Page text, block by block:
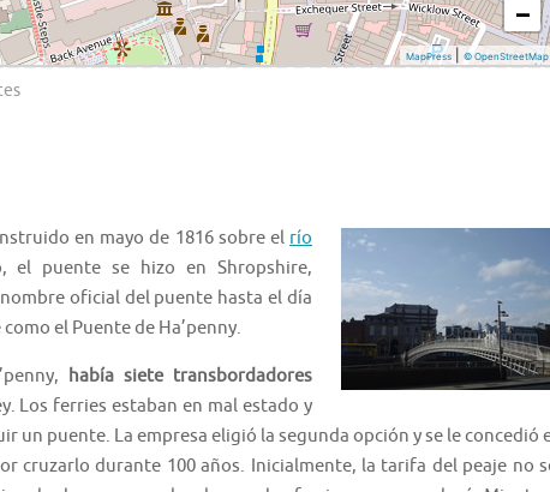
en mayo de 1816 sobre el río
el puente se hizo en Shropshire,
oficial del puente hasta el día
el Puente de Ha’penny.
había siete transbordadores
Los ferries estaban en mal estado y
un puente. La empresa eligió la segunda opción y se le concedió
cruzarlo durante 100 años. Inicialmente, la tarifa del peaje no